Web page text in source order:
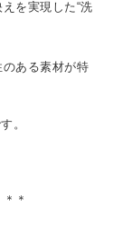
を実現した“洗
のある素材が特
。
＊